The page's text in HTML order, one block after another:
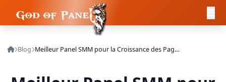
Blog Meilleur Panel SMM pour la Croissance des Pages Entreprise LinkedIn en 2025